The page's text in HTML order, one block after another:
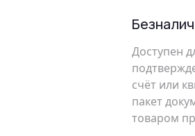
Доступен
счёт или
пакет
товаром